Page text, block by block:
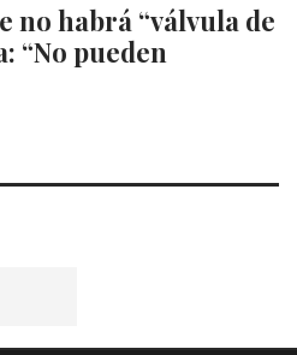
no habrá “válvula de
“No pueden